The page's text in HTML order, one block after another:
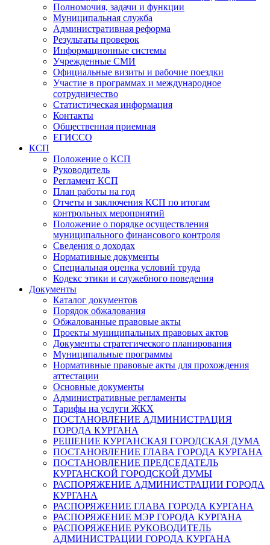
Полномочия, задачи и функции
Муниципальная служба
Административная реформа
Результаты проверок
Информационные системы
Учрежденные СМИ
Официальные визиты и рабочие поездки
Участие в программах и международное
сотрудничество
Статистическая информация
Контакты
Общественная приемная
ЕГИССО
КСП
Положение о КСП
Руководитель
Регламент КСП
План работы на год
Отчеты и заключения КСП по итогам
контрольных мероприятий
Положение о порядке осуществления
муниципального финансового контроля
Сведения о доходах
Нормативные документы
Специальная оценка условий труда
Кодекс этики и служебного поведения
Документы
Каталог документов
Порядок обжалования
Обжалованные правовые акты
Проекты муниципальных правовых актов
Документы стратегического планирования
Муниципальные программы
Нормативные правовые акты для прохождения
аттестации
Основные документы
Административные регламенты
Тарифы на услуги ЖКХ
ПОСТАНОВЛЕНИЕ АДМИНИСТРАЦИЯ
ГОРОДА КУРГАНА
РЕШЕНИЕ КУРГАНСКАЯ ГОРОДСКАЯ ДУМА
ПОСТАНОВЛЕНИЕ ГЛАВА ГОРОДА КУРГАНА
ПОСТАНОВЛЕНИЕ ПРЕДСЕДАТЕЛЬ
КУРГАНСКОЙ ГОРОДСКОЙ ДУМЫ
РАСПОРЯЖЕНИЕ АДМИНИСТРАЦИИ ГОРОДА
КУРГАНА
РАСПОРЯЖЕНИЕ ГЛАВА ГОРОДА КУРГАНА
РАСПОРЯЖЕНИЕ МЭР ГОРОДА КУРГАНА
РАСПОРЯЖЕНИЕ РУКОВОДИТЕЛЬ
АДМИНИСТРАЦИИ ГОРОДА КУРГАНА